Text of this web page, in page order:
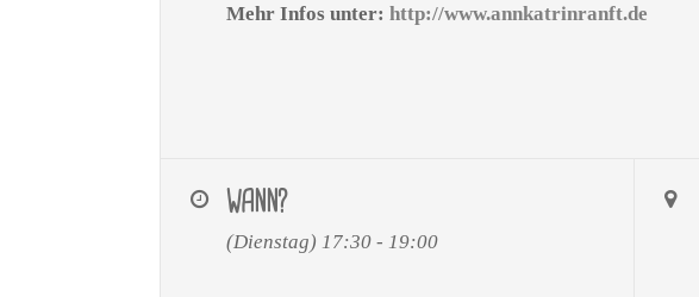
Mehr Infos unter:http://www.annkatrinranft.de
WANN?
(Dienstag) 17:30 - 19:00